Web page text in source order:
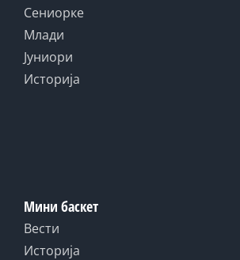
Сениорке
Млади
Јуниори
Историја
Мини баскет
Вести
Историја